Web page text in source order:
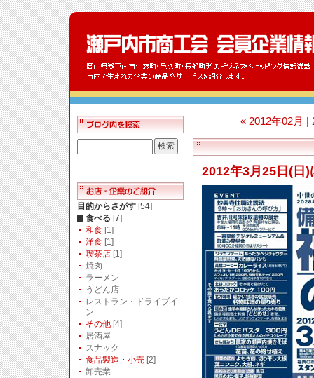
« 2012年02月 |
2012年3月25日(日
目的からさがす [54]
食べる [7]
和食 [1]
洋食 [1]
喫茶店 [1]
焼肉
ラーメン
うどん店
レストラン・ドライブイ
ン
その他 [4]
居酒屋
スナック
食品製造・小売 [2]
卸売業